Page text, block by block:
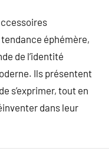
éphémère,
de l’identité
Ils présentent
s’exprimer, tout en
dans leur